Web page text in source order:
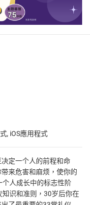
, iOS應用程式
定一个人的前程和命
来危害和麻烦，使你的
人成长中的标志性阶
识和准则，30岁后你在